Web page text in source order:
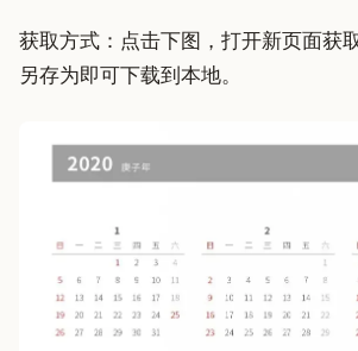
获取方式：点击下图，打开新页面获
另存为即可下载到本地。